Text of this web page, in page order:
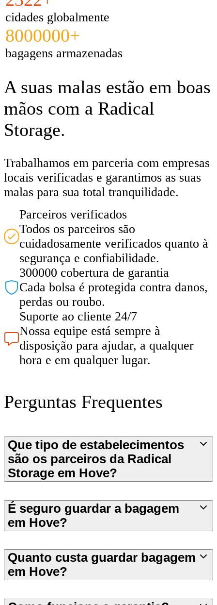
cidades globalmente
8000000+
bagagens armazenadas
A suas malas estão em boas
mãos com a Radical
Storage.
Trabalhamos em parceria com empresas
locais verificadas e garantimos as suas
malas para sua total tranquilidade.
Parceiros verificados
Todos os parceiros são
cuidadosamente verificados quanto à
segurança e confiabilidade.
300000 cobertura de garantia
Cada bolsa é protegida contra danos,
perdas ou roubo.
Suporte ao cliente 24/7
Nossa equipe está sempre à
disposição para ajudar, a qualquer
hora e em qualquer lugar.
Perguntas Frequentes
Que tipo de estabelecimentos
são os parceiros da Radical
Storage em Hove?
É seguro guardar a bagagem
em Hove?
Quanto custa guardar bagagem
em Hove?